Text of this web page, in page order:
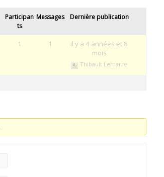
Participan
ts
Messages Dernière publication
1 1
il y a 4 années et 8
mois
Thibault Lemarre